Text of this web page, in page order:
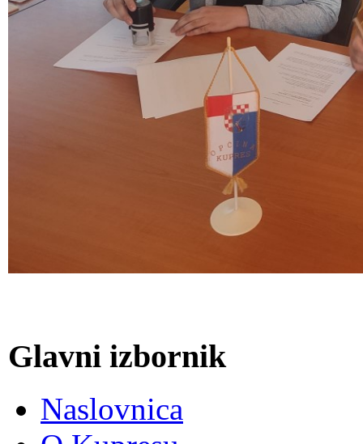
Glavni izbornik
Naslovnica